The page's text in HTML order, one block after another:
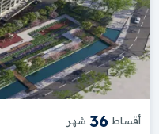
أقساط 36 شهر